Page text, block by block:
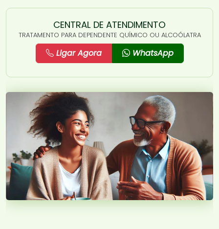
CENTRAL DE ATENDIMENTO
TRATAMENTO PARA DEPENDENTE QUÍMICO OU ALCOÓLATRA
Ligar Agora WhatsApp